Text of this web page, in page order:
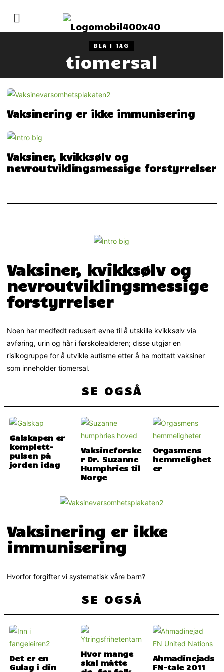
BLA I TAG
tiomersal
Vaksinering er ikke immunisering
Vaksiner, kvikksølv og
nevroutviklingsmessige forstyrrelser
Vaksiner, kvikksølv og
nevroutviklingsmessige
forstyrrelser
Noen har medfødt redusert evne til å utskille kvikksølv via
avføring, urin og hår i førskolealderen; disse utgjør en
risikogruppe for å utvikle autisme etter å ha mottatt vaksiner
som inneholder tiomersal.
SE OGSÅ
Galskapen er
komplett-
pulsen på
jorden idag
Vaksineforske
r Dr. Suzanne
Humphries til
Norge
Orgasmens
hemmelighet
er
Vaksinering er ikke
immunisering
Hvorfor forgifter vi systematisk våre barn?
SE OGSÅ
Det er en
Gulag i din
Hvor mange
skal måtte
Ahmadinejads
FN-tale 2011